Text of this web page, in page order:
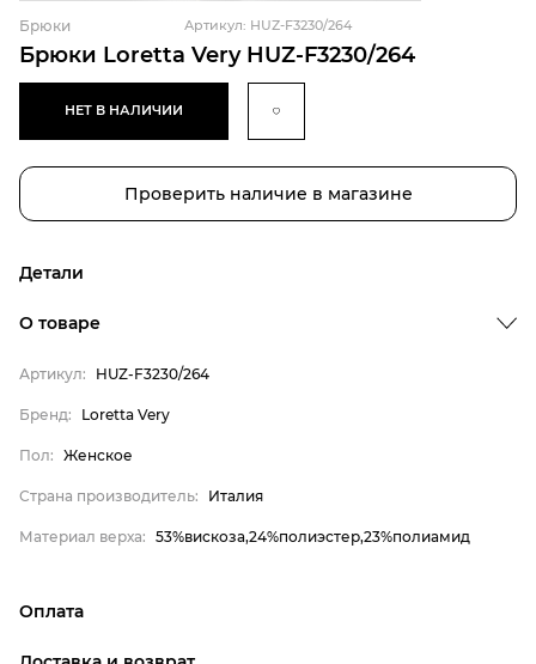
Брюки Loretta Very HUZ-F3230/264
Брюки Артикул: HUZ-F3230/264
НЕТ В НАЛИЧИИ
Проверить наличие в магазине
Детали
Бренд
Пол
Страна производитель
Loretta Very
Женское
53%вискоза,24%полиэстер,23%полиамид
О товаре
Артикул: HUZ-F3230/264
Бренд: Loretta Very
Пол: Женское
Страна производитель: Италия
Материал верха: 53%вискоза,24%полиэстер,23%полиамид
Оплата